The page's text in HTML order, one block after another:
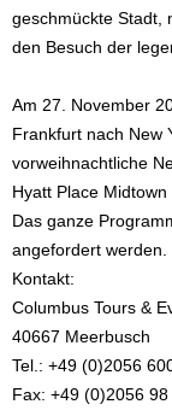
geschmückte Stadt,
den Besuch der
Am 27. November
Frankfurt nach New
vorweihnachtliche
Hyatt Place Midtown
Das ganze
angefordert werden.
Kontakt:
Columbus Tours &
40667 Meerbusch
Tel.: +49 (0)2056
Fax: +49 (0)2056